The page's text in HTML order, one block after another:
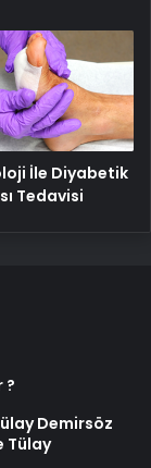
İle Diyabetik
Tedavisi
?
Demirsöz
Tülay